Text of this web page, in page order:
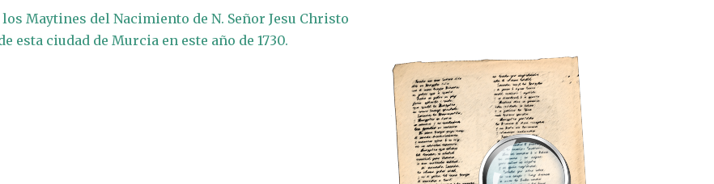
Maytines del Nacimiento de N. Señor Jesu Christo
esta ciudad de Murcia en este año de 1730.